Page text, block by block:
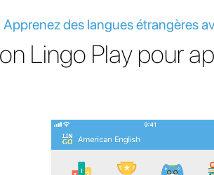
Apprenez des langues étrangères
Lingo Play pour